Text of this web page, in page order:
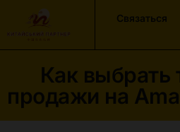
Связаться
Как выбрать
продажи на